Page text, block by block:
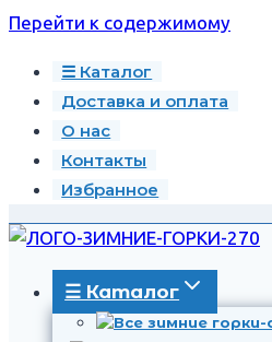
Перейти к содержимому
☰ Каталог
Доставка и оплата
О нас
Контакты
Избранное
☰ Каталог